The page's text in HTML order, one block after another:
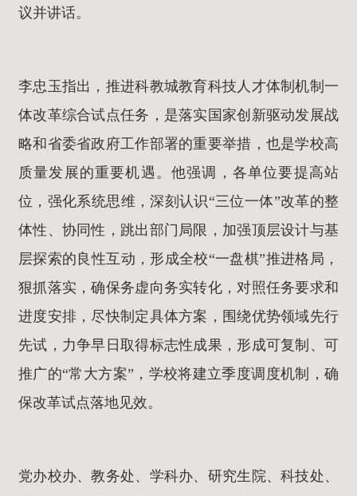
议并讲话。
李忠玉指出，推进科教城教育科技人才体制机制一
体改革综合试点任务，是落实国家创新驱动发展战
略和省委省政府工作部署的重要举措，也是学校高
质量发展的重要机遇。他强调，各单位要提高站
位，强化系统思维，深刻认识“三位一体”改革的整
体性、协同性，跳出部门局限，加强顶层设计与基
层探索的良性互动，形成全校“一盘棋”推进格局，
狠抓落实，确保务虚向务实转化，对照任务要求和
进度安排，尽快制定具体方案，围绕优势领域先行
先试，力争早日取得标志性成果，形成可复制、可
推广的“常大方案”，学校将建立季度调度机制，确
保改革试点落地见效。
党办校办、教务处、学科办、研究生院、科技处、